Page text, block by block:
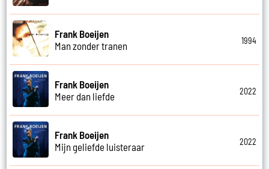
Frank Boeijen
Man zonder tranen
1994
Frank Boeijen
Meer dan liefde
2022
Frank Boeijen
Mijn geliefde luisteraar
2022